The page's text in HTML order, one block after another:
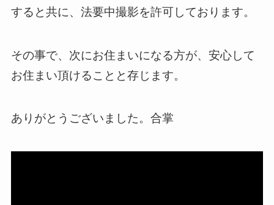
すると共に、法要中撮影を許可しております。
その事で、次にお住まいになる方が、安心して
お住まい頂けることと存じます。
ありがとうございました。合掌